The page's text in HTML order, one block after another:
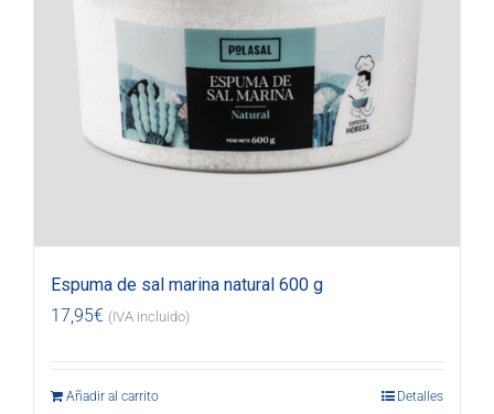
Espuma de sal marina natural 600 g
17,95€ (IVA incluido)
Añadir al carrito Detalles